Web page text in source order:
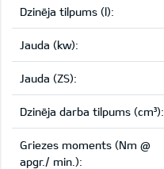
Dzinēja tilpums (l):
Jauda (kw):
Jauda (ZS):
Dzinēja darba tilpums (cm³):
Griezes moments (Nm @
apgr./ min.):